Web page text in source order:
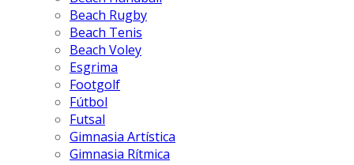
Beach Rugby
Beach Tenis
Beach Voley
Esgrima
Footgolf
Fútbol
Futsal
Gimnasia Artística
Gimnasia Rítmica